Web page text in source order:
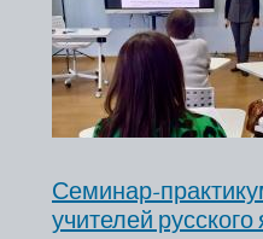
Семинар-
учителей русского